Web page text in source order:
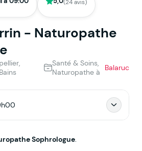
(24 avis)
- Naturopathe
Santé & Soins,
Naturopathe à
Balaruc
Sophrologue.